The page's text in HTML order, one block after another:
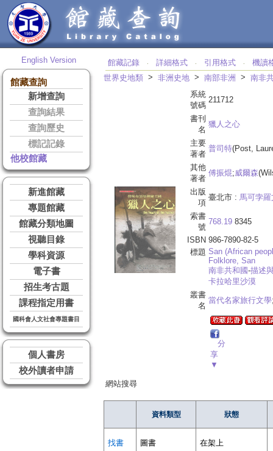
English Version
館藏查詢
新增查詢
查詢結果
查詢歷史
標記記錄
他校館藏
新進館藏
專題館藏
館藏分類地圖
視聽目錄
學科資源
電子書
招生考古題
課程指定用書
國科會人文社會專題書目
個人書房
校外讀者申請
館藏記錄 ‧ 詳細格式 ‧ 引用格式 ‧
機讀
世界史地類 > 非洲史地 > 南部非洲 > 南非
系統
號碼
211712
書刊
名
獵人之心
主要
著者
普司特(Post,
其他
著者
傅振焜;威爾森
出版
項
臺北市 : 馬可孛
索書
號
768.19 8345
ISBN 986-7890-82-5
標題 San (African
Folklore, San
南非共和國-描述
卡拉哈里沙漠
叢書
名
當代名家旅行文學
分
享
▼
網站搜尋
資料類型 狀態
找書 圖書 在架上